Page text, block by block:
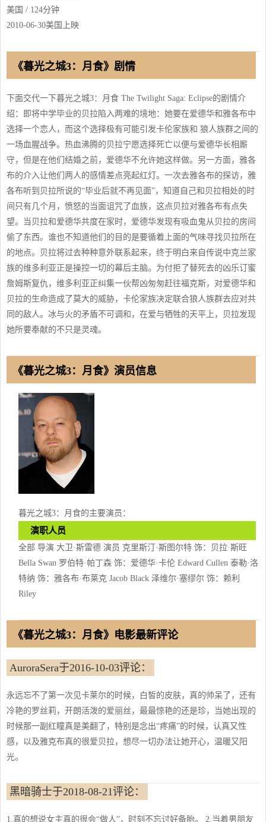
美国 / 124分钟
2010-06-30美国上映
《暮光之城3：月食》剧情
下面交代一下暮光之城3：月食 The Twilight Saga: Eclipse的剧情介
绍：即将中学毕业的贝拉陷入两难的境地：她要在爱德华和雅各布中
选择一个恋人，而这个选择极有可能引发卡伦家族和 狼人族群之间的
一场血腥战争。热血沸腾的贝拉宁愿选择死亡以便与爱德华长相厮
守，但是在他们结婚之前，爱德华不允许她这样做。另一方面，雅各
布的介入让他们两人的感情差点亮起红灯。一次去雅各布的探访，雅
各布听到贝拉所说的“毕业后就不再见面”，知道自己和贝拉相处的时
间只有几个月，愤怒的当面诅咒了血族，这点贝拉对雅各布有点失
望。当贝拉和爱德华共度在家时，爱德华发现有吸血鬼从贝拉的房间
偷了东西。谁也不知道他们的目的是要循着上面的气味寻找贝拉所在
的地点。贝拉将过去种种意外联系起来，终于明白来自传说中克兰家
族的维多利亚正是操控一切的幕后主脑。为付拒了替死去的凶乐订蜜
詹姆斯复仇，维多利亚正纠集一伙帮凶匆匆赶往福克斯，对爱德华和
贝拉的生命造成了莫大的威胁，卡伦家族决定联合狼人族群去应对共
同的敌人。冰与火的矛盾不可调和，在爱与牺牲的天平上，贝拉发现
她所要奉献的不只是灵魂。
《暮光之城3：月食》演员信息
暮光之城3：月食的主要演员：
演职人员
全部 导演 大卫·斯雷德 演员 克里斯汀·斯图尔特 饰：贝拉·斯旺
Bella Swan 罗伯特·帕丁森 饰：爱德华·卡伦 Edward Cullen 泰勒·洛
特纳 饰：雅各布·布莱克 Jacob Black 泽维尔·塞缪尔 饰：赖利
Riley
《暮光之城3：月食》电影最新评论
AuroraSera于2016-10-03评论：
永远忘不了第一次见卡莱尔的时候，白皙的皮肤，真的帅呆了，还有
冷艳的罗丝莉，开朗活泼的爱丽丝，最最惊艳的还是珍，当她出现的
时候那一副红瞳真是美翻了，特别是念出“疼痛”的时候，认真又性
感，以及雅克布真的很爱贝拉，想尽一切办法让她开心，温暖又阳
光。
黑暗骑士于2018-08-21评论：
1.真的想说女主真的很会“做人”，时刻不忘讨好备胎。 2.当着男朋友